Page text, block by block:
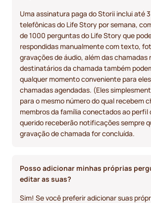
Uma assinatura paga do Storii inclui até
telefônicas do Life Story por semana,
de 1000 perguntas do Life Story que
respondidas manualmente com texto,
gravações de áudio, além das chamadas
destinatários da chamada também
qualquer momento conveniente para
chamadas agendadas. (Eles
para o mesmo número do qual recebem
membros da família conectados ao perfil
querido receberão notificações sempre
gravação de chamada for concluída.
Posso adicionar minhas próprias
editar as suas?
Sim! Se você preferir adicionar suas